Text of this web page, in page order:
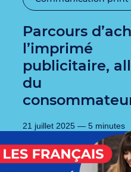
Parcours d’achat :
l’imprimé
publicitaire,
du
21 juillet 2025 — 5 minutes